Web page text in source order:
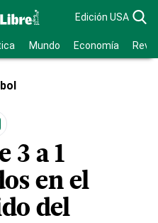
Edición USA
Mundo Economía
3 a 1
en el
del